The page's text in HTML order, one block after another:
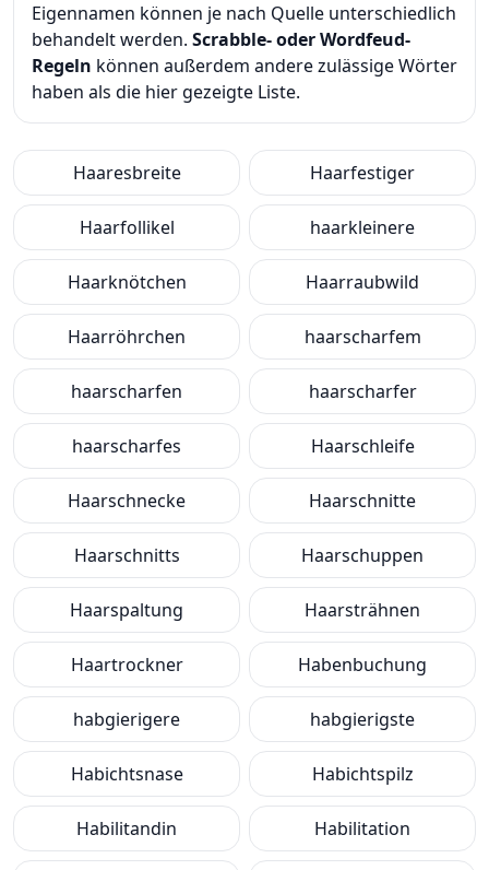
Eigennamen können je nach Quelle unterschiedlich
behandelt werden. Scrabble- oder Wordfeud-
Regeln können außerdem andere zulässige Wörter
haben als die hier gezeigte Liste.
Haaresbreite Haarfestiger
Haarfollikel haarkleinere
Haarknötchen Haarraubwild
Haarröhrchen haarscharfem
haarscharfen haarscharfer
haarscharfes Haarschleife
Haarschnecke Haarschnitte
Haarschnitts Haarschuppen
Haarspaltung Haarsträhnen
Haartrockner Habenbuchung
habgierigere habgierigste
Habichtsnase Habichtspilz
Habilitandin Habilitation